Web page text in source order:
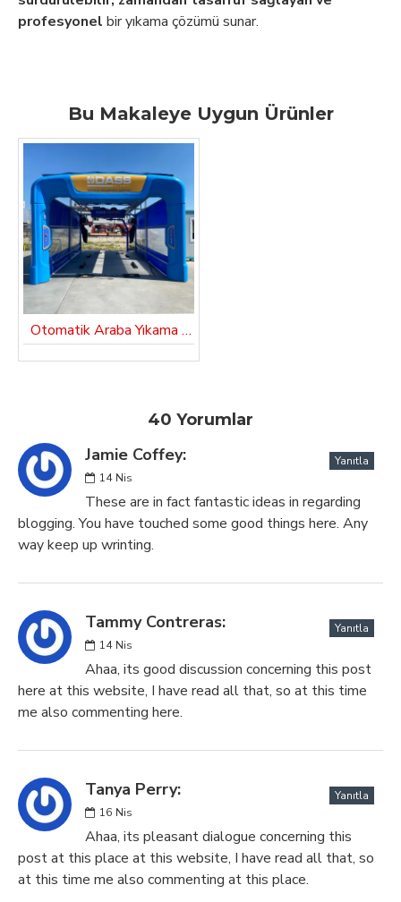
profesyonel bir yıkama çözümü sunar.
Bu Makaleye Uygun Ürünler
Otomatik Araba Yıkama Makinesi Dass Aqua Washer
40 Yorumlar
Jamie Coffey:
14 Nis
Yanıtla
These are in fact fantastic ideas in regarding
blogging. You have touched some good things here. Any
way keep up wrinting.
Tammy Contreras:
14 Nis
Yanıtla
Ahaa, its good discussion concerning this post
here at this website, I have read all that, so at this time
me also commenting here.
Tanya Perry:
16 Nis
Yanıtla
Ahaa, its pleasant dialogue concerning this
post at this place at this website, I have read all that, so
at this time me also commenting at this place.